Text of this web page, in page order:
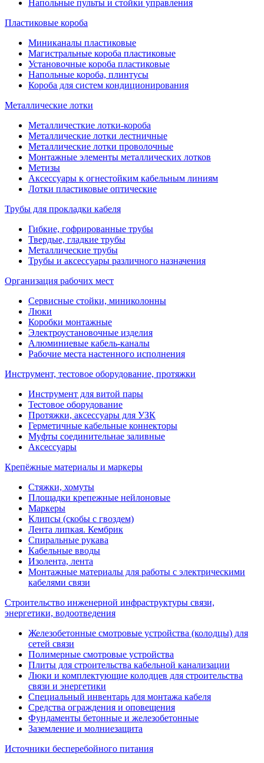
Напольные пульты и стойки управления
Пластиковые короба
Миниканалы пластиковые
Магистральные короба пластиковые
Установочные короба пластиковые
Напольные короба, плинтусы
Короба для систем кондиционирования
Металлические лотки
Металличесткие лотки-короба
Металлические лотки лестничные
Металлические лотки проволочные
Монтажные элементы металлических лотков
Метизы
Аксессуары к огнестойким кабельным линиям
Лотки пластиковые оптические
Трубы для прокладки кабеля
Гибкие, гофрированные трубы
Твердые, гладкие трубы
Металлические трубы
Трубы и аксессуары различного назначения
Организация рабочих мест
Сервисные стойки, миниколонны
Люки
Коробки монтажные
Электроустановочные изделия
Алюминиевые кабель-каналы
Рабочие места настенного исполнения
Инструмент, тестовое оборудование, протяжки
Инструмент для витой пары
Тестовое оборудование
Протяжки, аксессуары для УЗК
Герметичные кабельные коннекторы
Муфты соединительнае заливные
Аксессуары
Крепёжные материалы и маркеры
Стяжки, хомуты
Площадки крепежные нейлоновые
Маркеры
Клипсы (скобы с гвоздем)
Лента липкая. Кембрик
Спиральные рукава
Кабельные вводы
Изолента, лента
Монтажные материалы для работы с электрическими
кабелями связи
Строительство инженерной инфраструктуры связи,
энергетики, водоотведения
Железобетонные смотровые устройства (колодцы) для
сетей связи
Полимерные смотровые устройства
Плиты для строительства кабельной канализации
Люки и комплектующие колодцев для строительства
связи и энергетики
Специальный инвентарь для монтажа кабеля
Средства ограждения и оповещения
Фундаменты бетонные и железобетонные
Заземление и молниезащита
Источники бесперебойного питания